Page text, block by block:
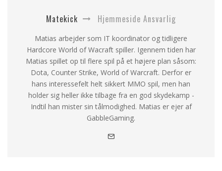
Matekick Hjemmeside Ansvarlig
Matias arbejder som IT koordinator og tidligere
Hardcore World of Wacraft spiller. Igennem tiden har
Matias spillet op til flere spil på et højere plan såsom:
Dota, Counter Strike, World of Warcraft. Derfor er
hans interessefelt helt sikkert MMO spil, men han
holder sig heller ikke tilbage fra en god skydekamp -
Indtil han mister sin tålmodighed. Matias er ejer af
GabbleGaming.